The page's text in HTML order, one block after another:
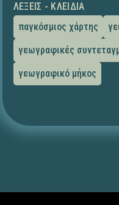
ΛΈΞΕΙΣ - ΚΛΕΙΔΙΆ
παγκόσμιος χάρτης
γεωγραφικές
γεωγραφικό μήκος